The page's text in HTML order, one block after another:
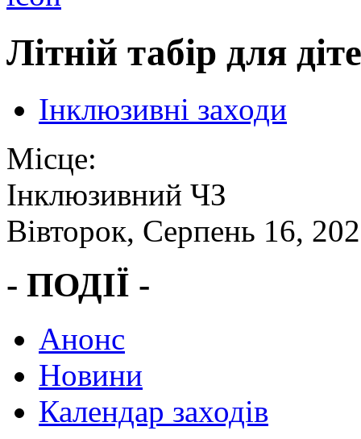
Літній табір для
Інклюзивні заходи
Місце:
Інклюзивний ЧЗ
Вівторок, Серпень 16,
- ПОДІЇ -
Анонс
Новини
Календар заходів